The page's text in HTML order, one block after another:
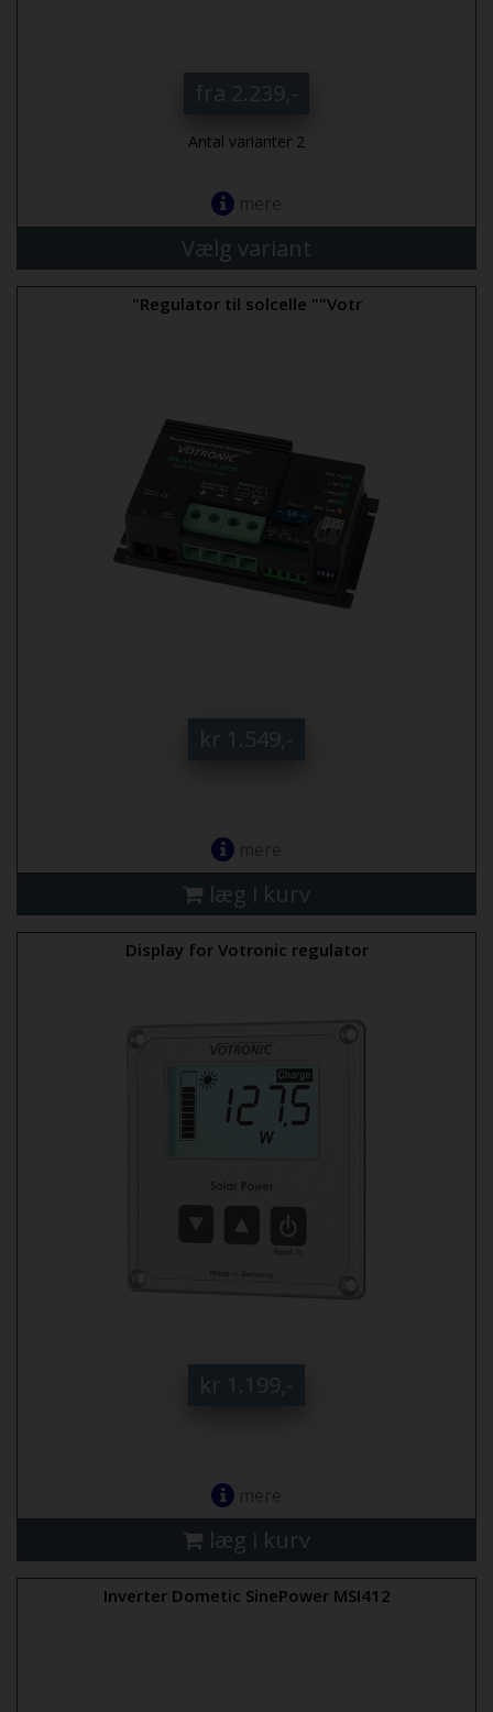
fra 2.239,-
Antal varianter 2
mere
Vælg variant
"Regulator til solcelle ""Votr
kr 1.549,-
mere
læg i kurv
Display for Votronic regulator
kr 1.199,-
mere
læg i kurv
Inverter Dometic SinePower MSI412